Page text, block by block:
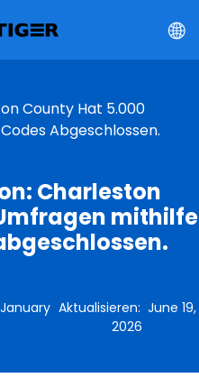
County Hat 5.000
Abgeschlossen.
Charleston
mithilfe
January Aktualisieren: June 19,
2026